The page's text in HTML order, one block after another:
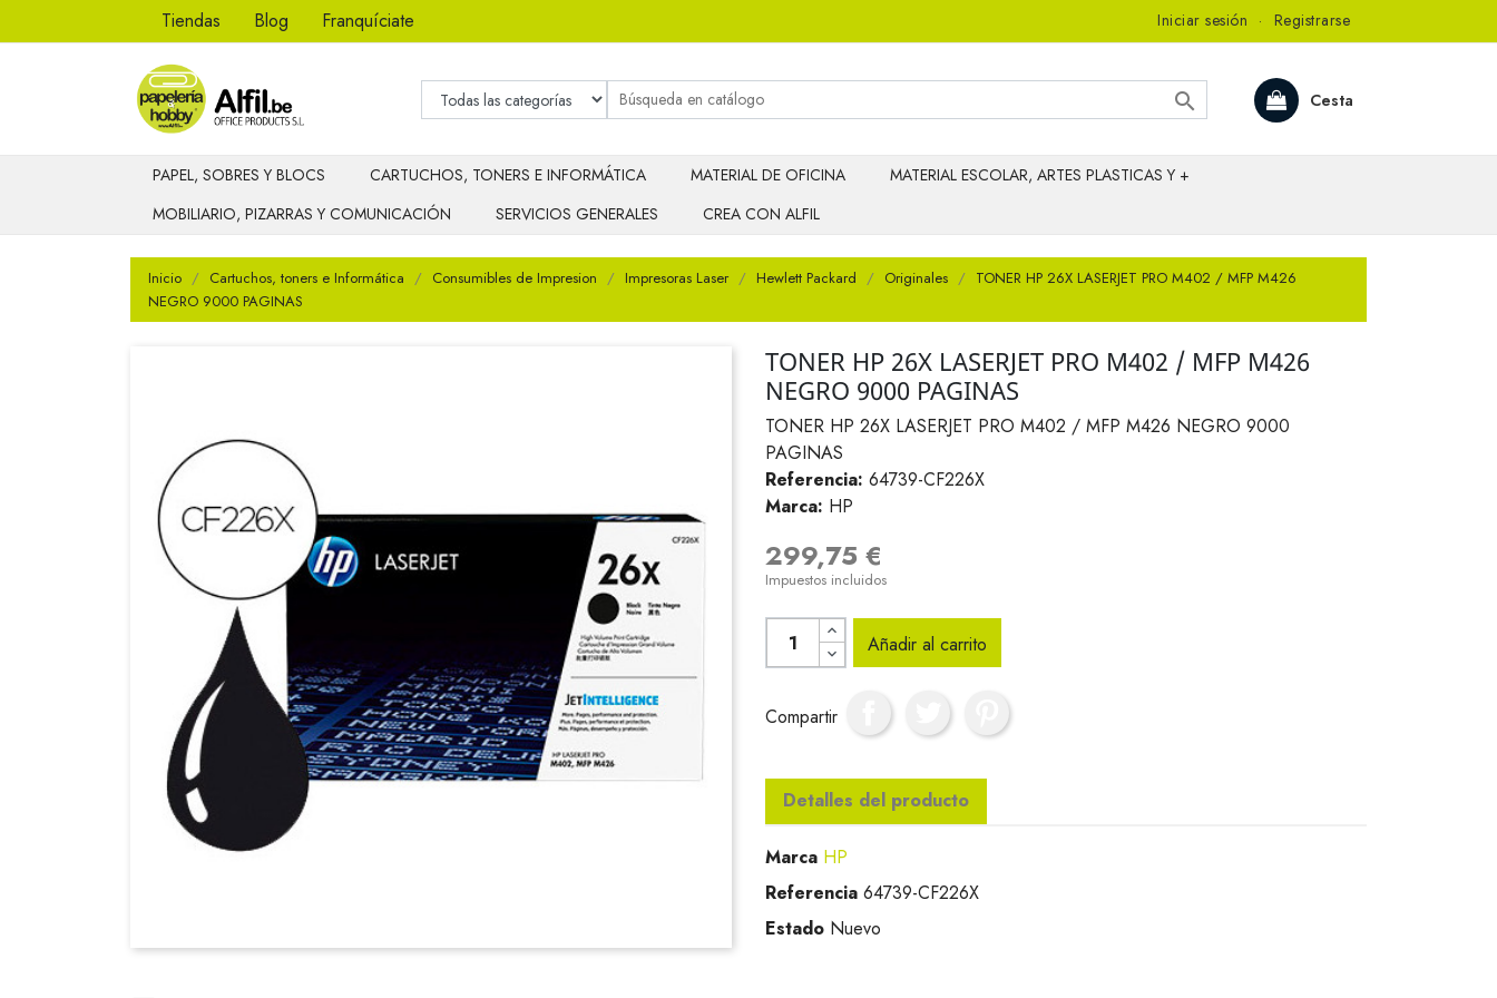
Tiendas Blog Franquíciate Iniciar sesión · Registrarse
Cesta

PAPEL, SOBRES Y BLOCS CARTUCHOS, TONERS E INFORMÁTICA MATERIAL DE OFICINA
MATERIAL ESCOLAR, ARTES PLASTICAS Y +
MOBILIARIO, PIZARRAS Y COMUNICACIÓN
SERVICIOS GENERALES CREA CON ALFIL
Inicio Cartuchos, toners e Informática Consumibles de Impresion Impresoras Laser Hewlett Packard Originales
TONER HP 26X LASERJET PRO M402 / MFP M426
NEGRO 9000 PAGINAS
TONER HP 26X LASERJET PRO M402 / MFP M426
NEGRO 9000 PAGINAS
TONER HP 26X LASERJET PRO M402 / MFP M426 NEGRO 9000
PAGINAS
Referencia: 64739-CF226X
Marca: HP
299,75 €
Impuestos incluidos
Añadir al carrito
Compartir
Detalles del producto
Marca HP
Referencia 64739-CF226X
Estado Nuevo